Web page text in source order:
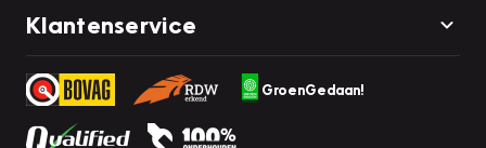
Klantenservice
GroenGedaan!